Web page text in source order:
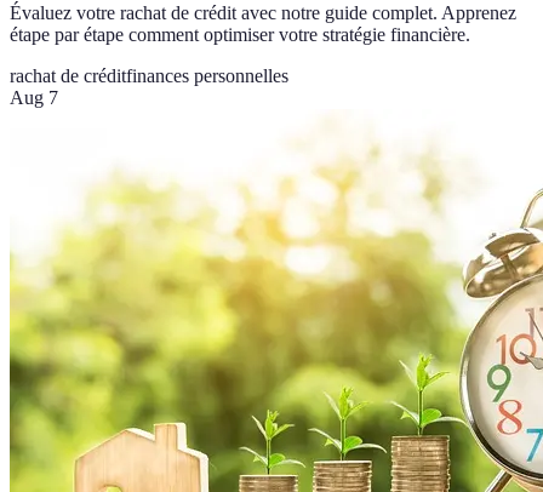
Évaluez votre rachat de crédit avec notre guide complet. Apprenez
étape par étape comment optimiser votre stratégie financière.
rachat de créditfinances personnelles
Aug 7